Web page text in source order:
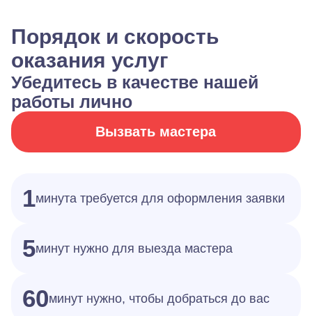
Порядок и скорость
оказания услуг
Убедитесь в качестве нашей
работы лично
Вызвать мастера
1минута требуется для оформления заявки
5минут нужно для выезда мастера
60минут нужно, чтобы добраться до вас